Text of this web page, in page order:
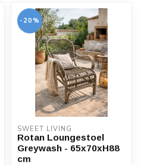
-20%
SWEET LIVING
Rotan Loungestoel
Greywash - 65x70xH88
cm